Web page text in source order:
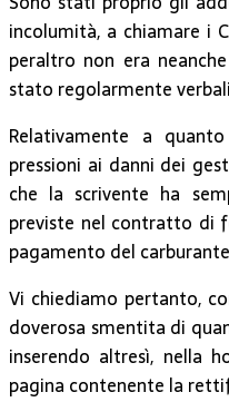
incolumità, a chiamare i
peraltro non era
stato regolarmente
Relativamente a
pressioni ai danni dei
che la scrivente ha
previste nel contratto di
pagamento del
Vi chiediamo pertanto,
doverosa smentita di
inserendo altresì, nella
pagina contenente la